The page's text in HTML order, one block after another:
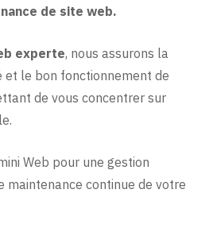
de site web.
experte, nous assurons la
et le bon fonctionnement de
de vous concentrer sur
Web pour une gestion
maintenance continue de votre